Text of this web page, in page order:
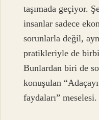
taşımada geçiyor.
insanlar sadece
sorunlarla değil,
pratikleriyle de
Bunlardan biri de
konuşulan
faydaları” meselesi.